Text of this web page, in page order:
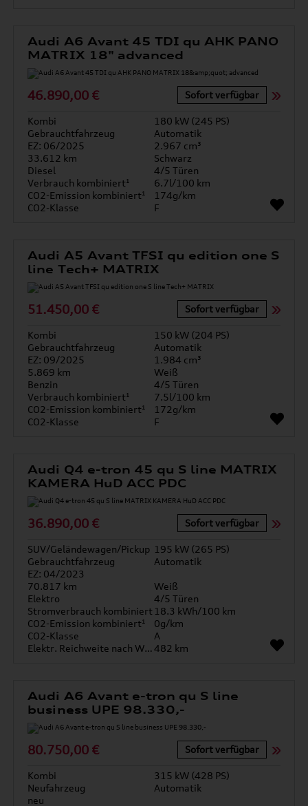
Audi A6 Avant 45 TDI qu AHK PANO
MATRIX 18" advanced
46.890,00 € Sofort verfügbar
Kombi
180 kW (245 PS)
Gebrauchtfahrzeug
Automatik
EZ: 06/2025
2.967 cm³
33.612 km
Schwarz
Diesel
4/5 Türen
Verbrauch kombiniert¹
6.7l/100 km
CO2-Emission kombiniert¹
174g/km
CO2-Klasse
F
Audi A5 Avant TFSI qu edition one S
line Tech+ MATRIX
51.450,00 € Sofort verfügbar
Kombi
150 kW (204 PS)
Gebrauchtfahrzeug
Automatik
EZ: 09/2025
1.984 cm³
5.869 km
Weiß
Benzin
4/5 Türen
Verbrauch kombiniert¹
7.5l/100 km
CO2-Emission kombiniert¹
172g/km
CO2-Klasse
F
Audi Q4 e-tron 45 qu S line MATRIX
KAMERA HuD ACC PDC
36.890,00 € Sofort verfügbar
SUV/Geländewagen/Pickup 195 kW (265 PS)
Gebrauchtfahrzeug
Automatik
EZ: 04/2023
70.817 km
Weiß
Elektro
4/5 Türen
Stromverbrauch kombiniert 18.3 kWh/100 km
CO2-Emission kombiniert¹
0g/km
CO2-Klasse
A
Elektr. Reichweite nach WLTP*482 km
Audi A6 Avant e-tron qu S line
business UPE 98.330,-
80.750,00 € Sofort verfügbar
Kombi
315 kW (428 PS)
Neufahrzeug
Automatik
neu